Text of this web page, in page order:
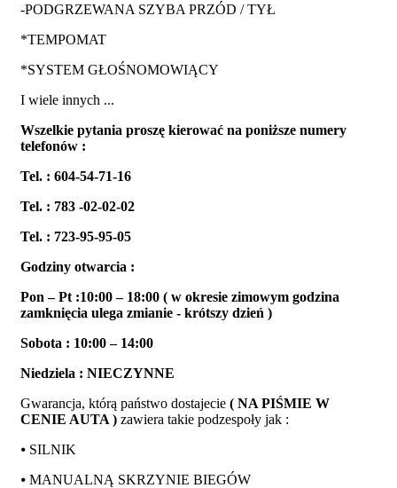
-PODGRZEWANA SZYBA PRZÓD / TYŁ
*TEMPOMAT
*SYSTEM GŁOŚNOMOWIĄCY
I wiele innych ...
Wszelkie pytania proszę kierować na poniższe numery
telefonów :
Tel. : 604-54-71-16
Tel. : 783 -02-02-02
Tel. : 723-95-95-05
Godziny otwarcia :
Pon – Pt :10:00 – 18:00 ( w okresie zimowym godzina
zamknięcia ulega zmianie - krótszy dzień )
Sobota : 10:00 – 14:00
Niedziela : NIECZYNNE
Gwarancja, którą państwo dostajecie ( NA PIŚMIE W
CENIE AUTA ) zawiera takie podzespoły jak :
⦁ SILNIK
⦁ MANUALNĄ SKRZYNIE BIEGÓW